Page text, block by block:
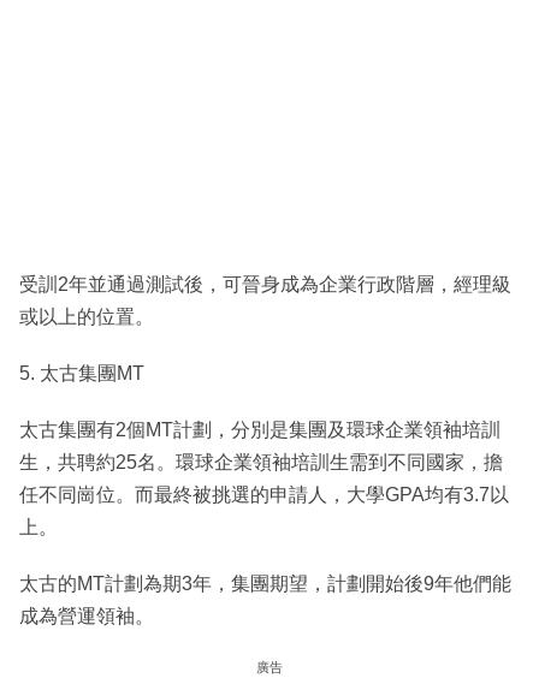
受訓2年並通過測試後，可晉身成為企業行政階層，經理級
或以上的位置。
5. 太古集團MT
太古集團有2個MT計劃，分別是集團及環球企業領袖培訓
生，共聘約25名。環球企業領袖培訓生需到不同國家，擔
任不同崗位。而最終被挑選的申請人，大學GPA均有3.7以
上。
太古的MT計劃為期3年，集團期望，計劃開始後9年他們能
成為營運領袖。
廣告